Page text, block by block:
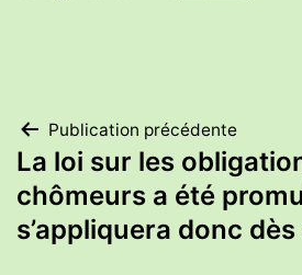
Navigation
de
l’article
Publication précédente
La loi sur les
chômeurs a été
s’appliquera donc